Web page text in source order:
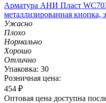
Арматура АНИ Пласт
металлизированная кнопка,
Ужасно
Плохо
Нормально
Хорошо
Отлично
Упаковка: 30
Розничная цена:
454 ₽
Оптовая цена доступна